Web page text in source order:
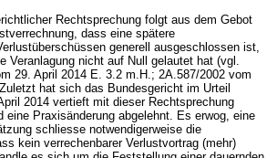
Rechtsprechung folgt aus dem Gebot
dass eine spätere
generell ausgeschlossen ist,
Veranlagung nicht auf Null gelautet hat (vgl.
29. April 2014 E. 3.2 m.H.; 2A.587/2002 vom
hat sich das Bundesgericht im Urteil
2014 vertieft mit dieser Rechtsprechung
eine Praxisänderung abgelehnt. Es erwog, eine
schliesse notwendigerweise die
kein verrechenbarer Verlustvortrag (mehr)